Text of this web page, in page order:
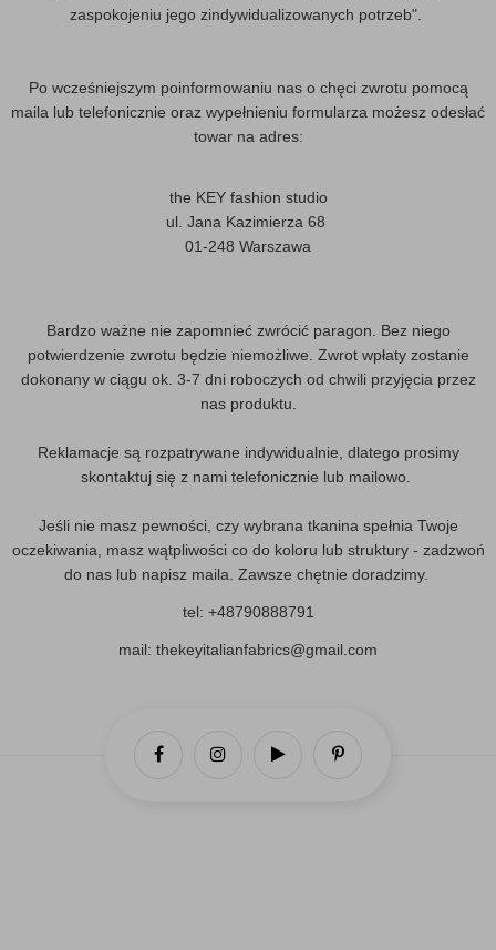
zaspokojeniu jego zindywidualizowanych potrzeb".
Po wcześniejszym poinformowaniu nas o chęci zwrotu pomocą
maila lub telefonicznie oraz wypełnieniu formularza możesz odesłać
towar na adres:
the KEY fashion studio
ul. Jana Kazimierza 68
01-248 Warszawa
Bardzo ważne nie zapomnieć zwrócić paragon. Bez niego
potwierdzenie zwrotu będzie niemożliwe. Zwrot wpłaty zostanie
dokonany w ciągu ok. 3-7 dni roboczych od chwili przyjęcia przez
nas produktu.
Reklamacje są rozpatrywane indywidualnie, dlatego prosimy
skontaktuj się z nami telefonicznie lub mailowo.
Jeśli nie masz pewności, czy wybrana tkanina spełnia Twoje
oczekiwania, masz wątpliwości co do koloru lub struktury - zadzwoń
do nas lub napisz maila. Zawsze chętnie doradzimy.
tel: +48790888791
mail: thekeyitalianfabrics@gmail.com